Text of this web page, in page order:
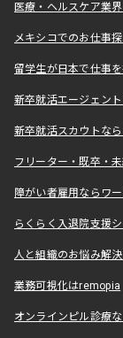
医療・ヘルスケア業
メキシコでのお仕事
留学生が日本で仕事
新卒就活エージェン
新卒就活スカウトな
フリーター・既卒・
障がい者雇用ならワ
らくらく入退院支援
人と組織のお悩み解決
業務可視化はremopia
オンラインピル診療